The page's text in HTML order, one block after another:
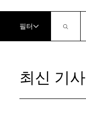
필터
최신 기사